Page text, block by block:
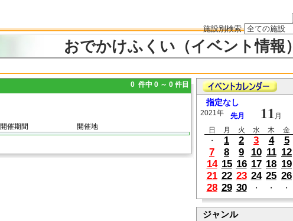
施設別検索
おでかけふくい（イベント情報）
0 件中 0 ～ 0 件目
開催期間 開催地
指定なし
2021年 先月 11 月
日
月 火 水 木 金
・
1 2 3 4 5
7
8 9 10 11 12
14 15 16 17 18 19
21 22 23 24 25 26
28 29 30 ・ ・ ・
ジャンル